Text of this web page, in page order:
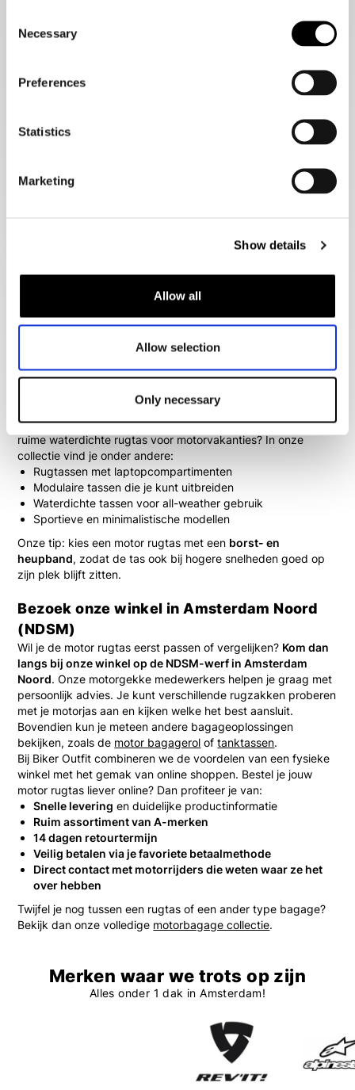
Selection
Necessary
Preferences
Statistics
Marketing
Show details
Allow all
Allow selection
Only necessary
je spullen droog, stabiel en in stijl. Bij
Amsterdam Noord
vind je een zorgvuldig geselecteerd
Een motor rugtas is speciaal ontworpen om comfortabel te
Aerodynamisch gevormd
voor minimale luchtweerstand.
Voorzien van verstelbare banden
die de tas stabiel
zoals ripstop nylon of
rugtas voor langere trips, bij Biker Outfit vind je altijd een
Welke motor rugtas past bij jou?
De keuze voor een motor rugtas hangt af van je rijstijl, wat je
dagelijks wilt meenemen en je persoonlijke voorkeur. Zoek je
een compacte rugtas voor je lunch en laptop? Of juist een
ruime waterdichte rugtas voor motorvakanties? In onze
collectie vind je onder andere:
Rugtassen met laptopcompartimenten
Modulaire tassen die je kunt uitbreiden
Waterdichte tassen voor all-weather gebruik
Sportieve en minimalistische modellen
Onze tip: kies een motor rugtas met een borst- en
heupband, zodat de tas ook bij hogere snelheden goed op
zijn plek blijft zitten.
Bezoek onze winkel in Amsterdam Noord
(NDSM)
Wil je de motor rugtas eerst passen of vergelijken? Kom dan
langs bij onze winkel op de NDSM-werf in Amsterdam
Noord. Onze motorgekke medewerkers helpen je graag met
persoonlijk advies. Je kunt verschillende rugzakken proberen
met je motorjas aan en kijken welke het best aansluit.
Bovendien kun je meteen andere bagageoplossingen
bekijken, zoals de motor bagagerol oftanktassen.
Bij Biker Outfit combineren we de voordelen van een fysieke
winkel met het gemak van online shoppen. Bestel je jouw
motor rugtas liever online? Dan profiteer je van:
Snelle levering en duidelijke productinformatie
Ruim assortiment van A-merken
14 dagen retourtermijn
Veilig betalen via je favoriete betaalmethode
Direct contact met motorrijders die weten waar ze het
over hebben
Twijfel je nog tussen een rugtas of een ander type bagage?
Bekijk dan onze volledige motorbagage collectie.
Merken waar we trots op zijn
Alles onder 1 dak in Amsterdam!